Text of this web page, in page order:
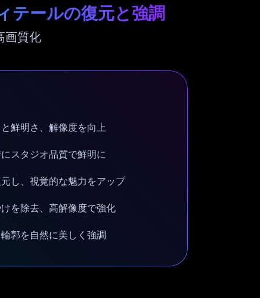
テールの復元と強調
画質化
鮮明さ、解像度を向上
スタジオ品質で鮮明に
し、視覚的な魅力をアップ
を除去、高解像度で強化
郭を自然に美しく強調